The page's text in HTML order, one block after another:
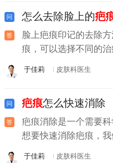
怎么去除脸上的疤
脸上疤痕印记的去除
痕，可以选择不同的
于佳莉 皮肤科医生
疤痕怎么快速消除
疤痕消除是一个需要
想要快速消除疤痕，
于佳莉 皮肤科医生